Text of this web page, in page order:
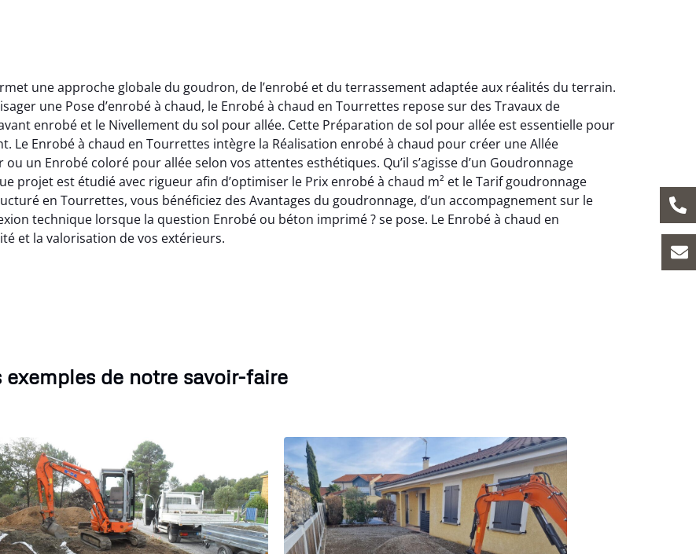
une approche globale du goudron, de l’enrobé et du terrassement adaptée aux réalités du terrain.
une Pose d’enrobé à chaud, le Enrobé à chaud en Tourrettes repose sur des Travaux de
enrobé et le Nivellement du sol pour allée. Cette Préparation de sol pour allée est essentielle pour
Le Enrobé à chaud en Tourrettes intègre la Réalisation enrobé à chaud pour créer une Allée
un Enrobé coloré pour allée selon vos attentes esthétiques. Qu’il s’agisse d’un Goudronnage
projet est étudié avec rigueur afin d’optimiser le Prix enrobé à chaud m² et le Tarif goudronnage
en Tourrettes, vous bénéficiez des Avantages du goudronnage, d’un accompagnement sur le
technique lorsque la question Enrobé ou béton imprimé ? se pose. Le Enrobé à chaud en
et la valorisation de vos extérieurs.
exemples de notre savoir-faire